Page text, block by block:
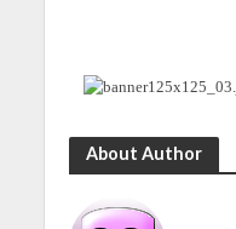
About Author